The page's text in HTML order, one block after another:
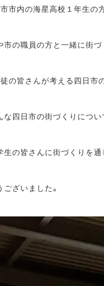
市市内の海星高校１年生
市の職員の方と一緒に街
の皆さんが考える四日市
な四日市の街づくりにつ
生の皆さんに街づくりを
ございました。